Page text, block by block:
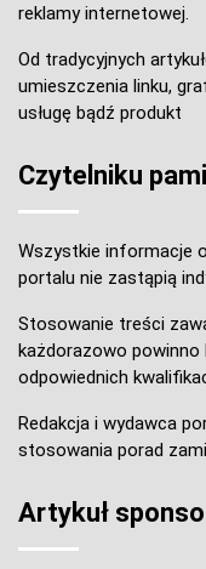
reklamy internetowej.
Od tradycyjnych
umieszczenia linku,
usługę bądź produkt
Czytelniku
Wszystkie informacje
portalu nie zastąpią
Stosowanie treści
każdorazowo
odpowiednich
Redakcja i wydawca
stosowania porad
Artykuł